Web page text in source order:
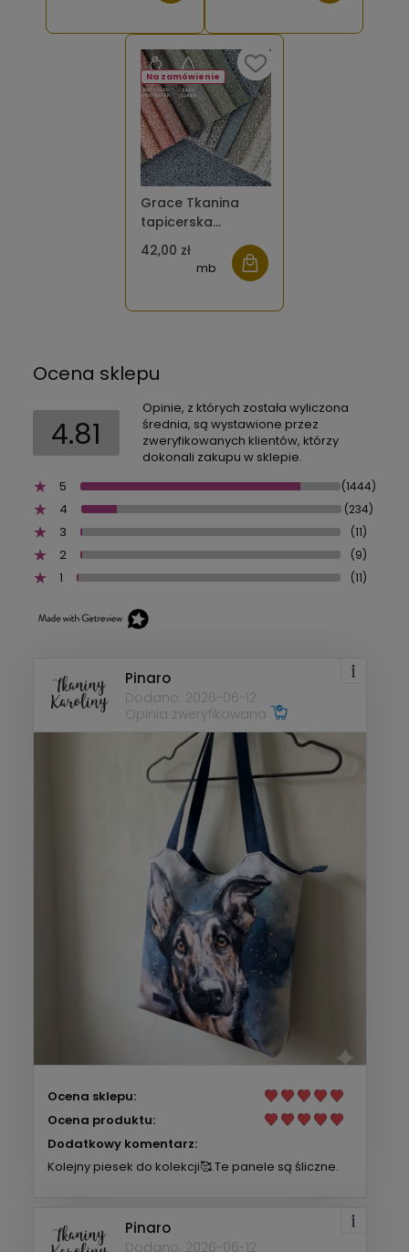
Grace Tkanina
tapicerska
pleciona
42,00 zł
Na zamówienie
mb
Ocena sklepu
4.81
Opinie, z których została wyliczona
średnia, są wystawione przez
zweryfikowanych klientów, którzy
dokonali zakupu w sklepie.
5
(1444)
4 (234)
3 (11)
2 (9)
1 (11)
Pinaro
Dodano: 2026-06-12
Opinia zweryfikowana
Ocena sklepu:
Ocena produktu:
Dodatkowy komentarz:
Kolejny piesek do kolekcji🥰.Te panele są śliczne.
Pinaro
Dodano: 2026-06-12